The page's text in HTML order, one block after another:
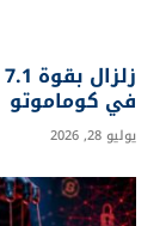
في كوماموتو
يوليو 28, 2026